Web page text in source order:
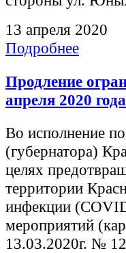
13 апреля 2020
Подробнее
Продление
апреля 2020 года
Во исполнение
(губернатора)
целях
территории
инфекции
мероприятий
13.03.2020г. №